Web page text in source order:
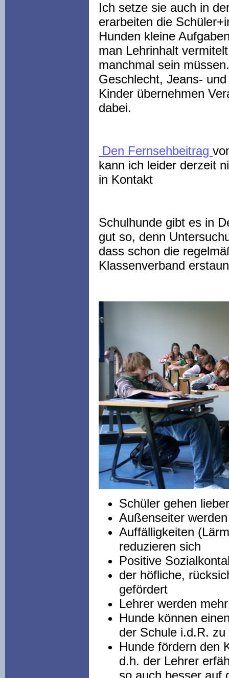
Ich setze sie auch in
erarbeiten die
Hunden kleine
man Lehrinhalt
manchmal sein
Geschlecht, Jeans-
Kinder übernehmen
dabei.
Den Fernsehbeitrag
kann ich leider derzeit
in Kontakt
Schulhunde gibt es in
gut so, denn
dass schon die
Klassenverband
Schüler gehen
Außenseiter
Auffälligkeiten
reduzieren sich
Positive
der höfliche,
gefördert
Lehrer werden
Hunde können
der Schule i.d.R.
Hunde fördern den
d.h. der Lehrer
so auch besser auf